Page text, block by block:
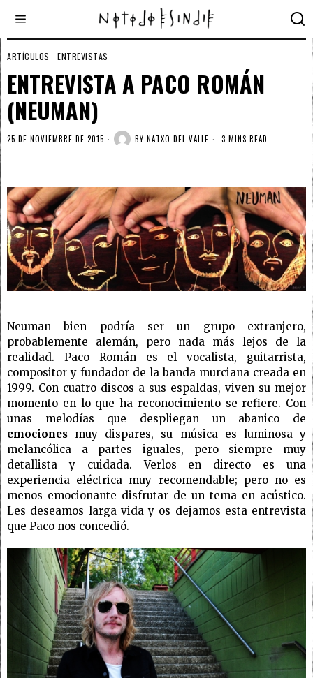
ARTÍCULOS · ENTREVISTAS
ENTREVISTA A PACO ROMÁN
(NEUMAN)
25 DE NOVIEMBRE DE 2015 BY NATXO DEL VALLE 3 MINS READ
Neuman bien podría ser un grupo extranjero,
probablemente alemán, pero nada más lejos de la
realidad. Paco Román es el vocalista, guitarrista,
compositor y fundador de la banda murciana creada en
1999. Con cuatro discos a sus espaldas, viven su mejor
momento en lo que ha reconocimiento se refiere. Con
unas melodías que despliegan un abanico de
emociones muy dispares, su música es luminosa y
melancólica a partes iguales, pero siempre muy
detallista y cuidada. Verlos en directo es una
experiencia eléctrica muy recomendable; pero no es
menos emocionante disfrutar de un tema en acústico.
Les deseamos larga vida y os dejamos esta entrevista
que Paco nos concedió.